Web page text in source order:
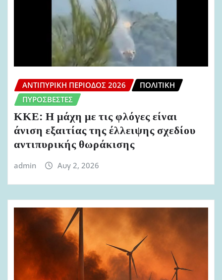
ΑΝΤΙΠΥΡΙΚΉ ΠΕΡΊΟΔΟΣ 2026
ΠΟΛΙΤΙΚΉ
ΠΥΡΟΣΒΈΣΤΕΣ
ΚΚΕ: Η μάχη με τις φλόγες είναι
άνιση εξαιτίας της έλλειψης σχεδίου
αντιπυρικής θωράκισης
admin Αυγ 2, 2026